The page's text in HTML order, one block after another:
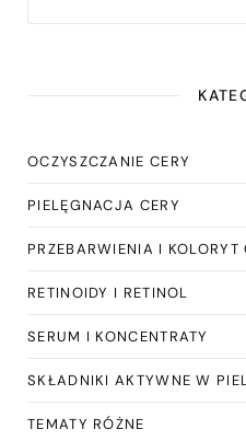
OCZYSZCZANIE CERY
PIELĘGNACJA CERY
PRZEBARWIENIA I KOLORYT
RETINOIDY I RETINOL
SERUM I KONCENTRATY
SKŁADNIKI AKTYWNE W
TEMATY RÓŻNE